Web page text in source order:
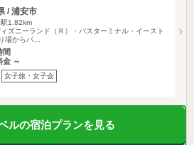
/ 浦安市
1.82km
ズニーランド（Ｒ）・バスターミナル・イースト
場からパ…
間
金 ～
女子旅・女子会
ルの宿泊プランを見る